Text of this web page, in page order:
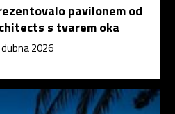
pavilonem od
s tvarem oka
2026